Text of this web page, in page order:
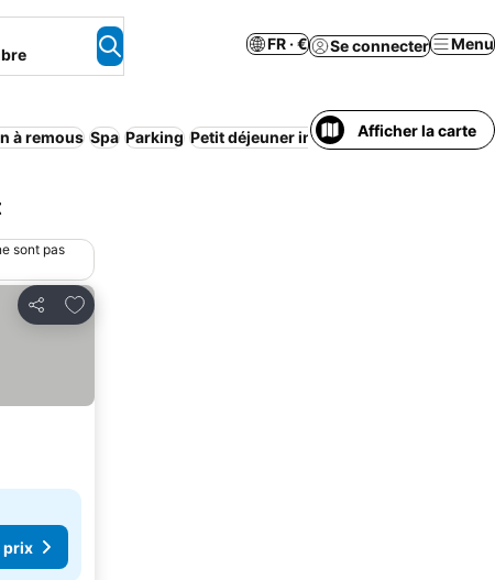
FR · € Se connecter Menu
à remous Spa Parking Petit déjeuner inclus Animaux acceptés
Afficher la carte
sont pas
Partager
Ajouter à mes favoris
prix